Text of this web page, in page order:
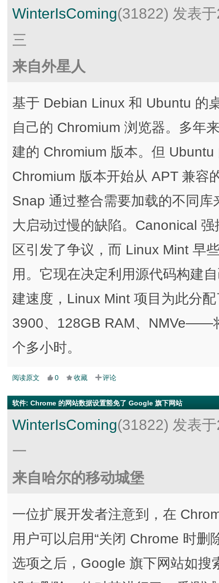
WinterIsComing(31822) 发表
三
来自外星人
基于 Debian Linux 和 Ubuntu 的
自己的 Chromium 浏览器。多年
建的 Chromium 版本。但
Chromium 版本开始从 APT 兼容
Snap 通过整合需要加载的不同
大启动过慢的缺陷。Canonical
区引发了争议，而 Linux Mint 早
用。它现在决定利用源代码构建
建速度，Linux Mint 项目为此分
3900、128GB RAM、NMVe——
个多小时。
阅读原文 0 收藏 评论
软件: Chrome 的网站数据设置豁免了 Google 旗下网站
WinterIsComing(31822) 发表
一
来自哈尔的移动城堡
一位扩展开发者注意到，在
用户可以启用“关闭 Chrome 时删
选项之后，Google 旗下网站如搜